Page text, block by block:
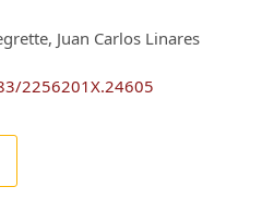
Juan Carlos Linares
2256201X.24605